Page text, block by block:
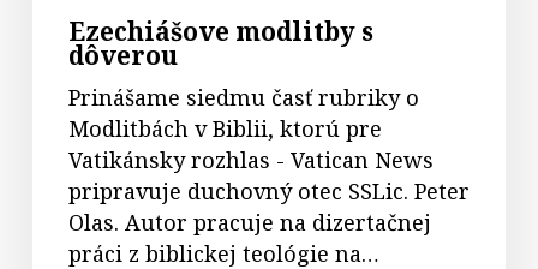
Ezechiášove modlitby s
dôverou
Prinášame siedmu časť rubriky o
Modlitbách v Biblii, ktorú pre
Vatikánsky rozhlas - Vatican News
pripravuje duchovný otec SSLic. Peter
Olas. Autor pracuje na dizertačnej
práci z biblickej teológie na…